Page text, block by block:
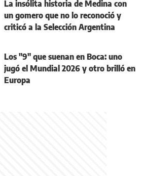
La insólita historia de Medina con
un gomero que no lo reconoció y
criticó a la Selección Argentina
Los "9" que suenan en Boca: uno
jugó el Mundial 2026 y otro brilló en
Europa